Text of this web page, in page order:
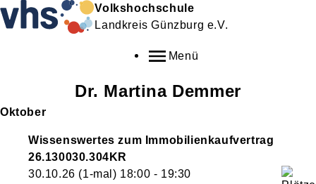
Volkshochschule
Landkreis Günzburg e.V.
Menü
Dr. Martina Demmer
Oktober
Wissenswertes zum Immobilienkaufvertrag
26.130030.304KR
30.10.26 (1-mal) 18:00 - 19:30